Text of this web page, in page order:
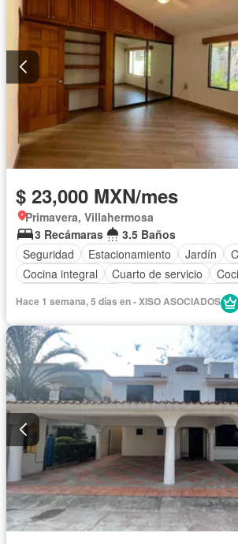
$ 23,000 MXN/mes
Primavera, Villahermosa
3 Recámaras
3.5 Baños
Seguridad
Estacionamiento Jardín
Cocina integral
Cuarto de servicio
Cuarto de
Caseta de vigilancia
Solo familias
Permite mascotas
Sin amueblar
Hace 1 semana, 5 días en - XISO ASOCIADOS